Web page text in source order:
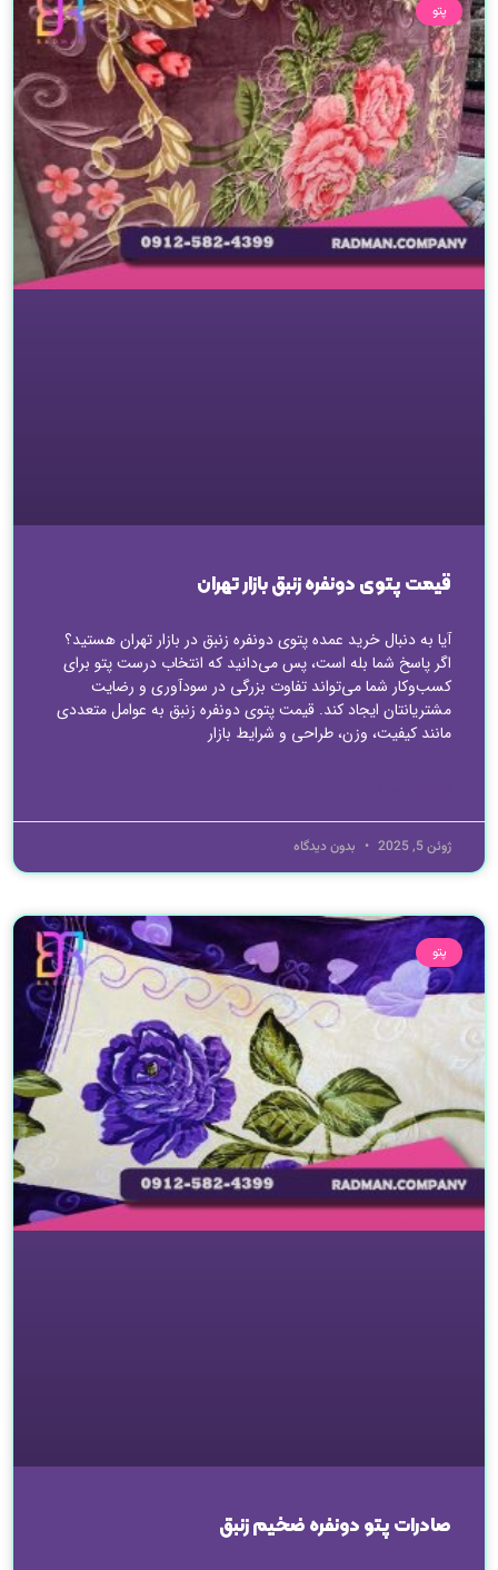
پتو
قیمت پتوی دونفره زنبق بازار تهران
آیا به دنبال خرید عمده پتوی دونفره زنبق در بازار تهران هستید؟
اگر پاسخ شما بله است، پس می‌دانید که انتخاب درست پتو برای
کسب‌وکار شما می‌تواند تفاوت بزرگی در سودآوری و رضایت
مشتریانتان ایجاد کند. قیمت پتوی دونفره زنبق به عوامل متعددی
مانند کیفیت، وزن، طراحی و شرایط بازار
ژوئن 5, 2025 بدون دیدگاه
پتو
صادرات پتو دونفره ضخیم زنبق